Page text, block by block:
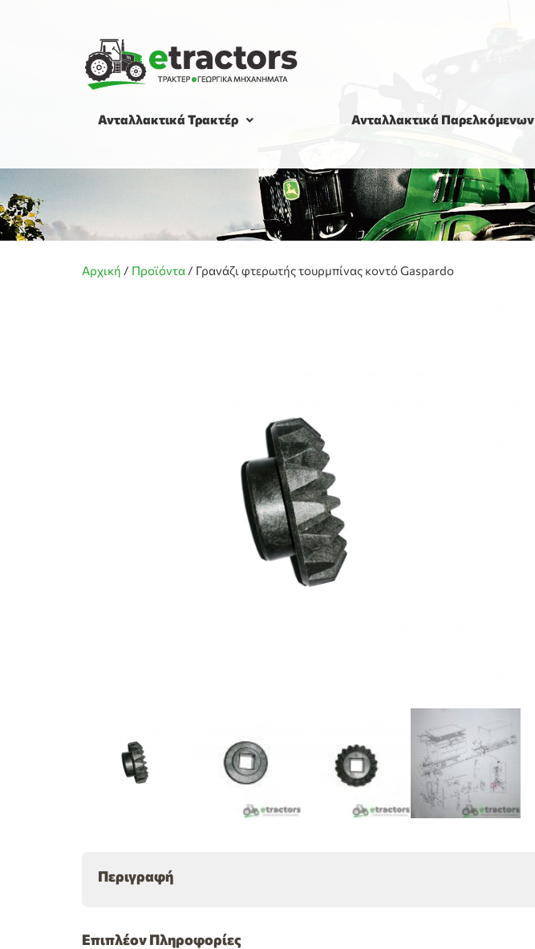
Ανταλλακτικά Τρακτέρ Ανταλλακτικά Παρελκόμενων
Αρχική / Προϊόντα / Γρανάζι φτερωτής τουρμπίνας κοντό Gaspardo
Περιγραφή
Επιπλέον Πληροφορίες